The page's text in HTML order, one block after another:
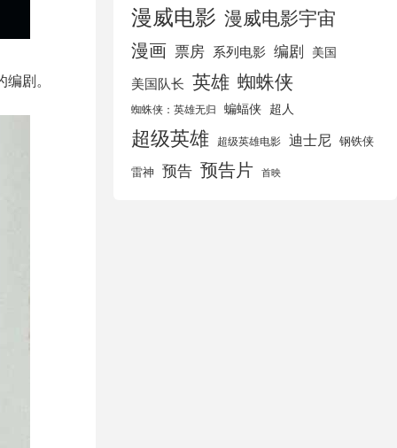
剧。
漫威电影 漫威电影宇宙
漫画 票房 系列电影 编剧 美国
美国队长 英雄 蜘蛛侠
蜘蛛侠：英雄无归 蝙蝠侠 超人
超级英雄 超级英雄电影 迪士尼 钢铁侠
雷神 预告 预告片 首映